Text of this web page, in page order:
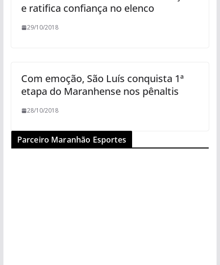
e ratifica confiança no elenco
29/10/2018
Com emoção, São Luís conquista 1ª
etapa do Maranhense nos pênaltis
28/10/2018
Parceiro Maranhão Esportes